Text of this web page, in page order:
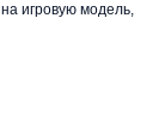
игровую модель,